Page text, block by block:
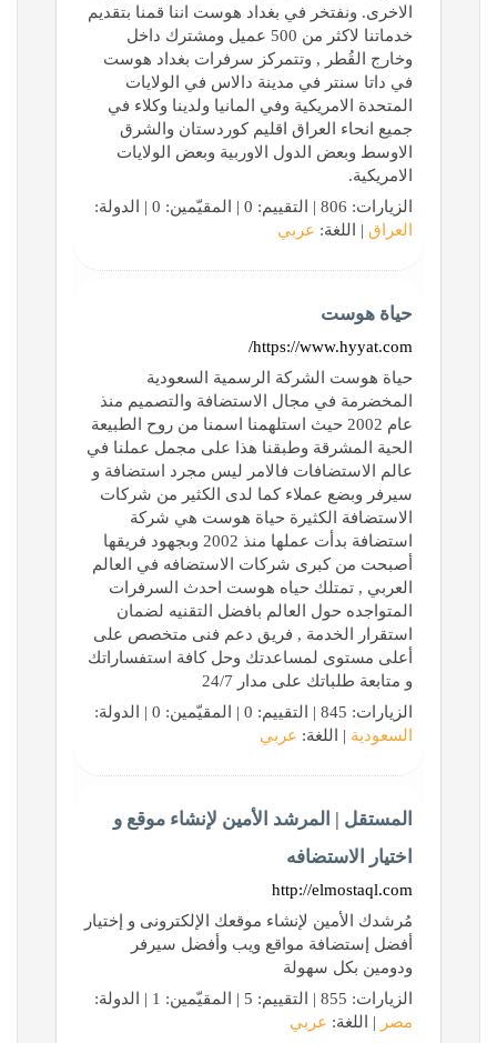
الاخرى. ونفتخر في بغداد هوست اننا قمنا بتقديم
خدماتنا لاكثر من 500 عميل ومشترك داخل
وخارج القُطر , وتتمركز سرفرات بغداد هوست
في داتا سنتر في مدينة دالاس في الولايات
المتحدة الامريكية وفي المانيا ولدينا وكلاء في
جميع انحاء العراق اقليم كوردستان والشرق
الاوسط وبعض الدول الاوربية وبعض الولايات
الامريكية.
الزيارات: 806 | التقييم: 0 | المقيّمين: 0 | الدولة:
العراق | اللغة: عربي
حياة هوست
https://www.hyyat.com/
حياة هوست الشركة الرسمية السعودية
المخضرمة في مجال الاستضافة والتصميم منذ
عام 2002 حيث استلهمنا اسمنا من روح الطبيعة
الحية المشرقة وطبقنا هذا على مجمل عملنا في
عالم الاستضافات فالامر ليس مجرد استضافة و
سيرفر وبضع عملاء كما لدى الكثير من شركات
الاستضافة الكثيرة حياة هوست هي شركة
استضافة بدأت عملها منذ 2002 وبجهود فريقها
أصبحت من كبرى شركات الاستضافه في العالم
العربي , تمتلك حياه هوست احدث السرفرات
المتواجده حول العالم بافضل التقنيه لضمان
استقرار الخدمة , فريق دعم فنى متخصص على
أعلى مستوى لمساعدتك وحل كافة استفساراتك
و متابعة طلباتك على مدار 24/7
الزيارات: 845 | التقييم: 0 | المقيّمين: 0 | الدولة:
السعودية | اللغة: عربي
المستقل | المرشد الأمين لإنشاء موقع و
اختيار الاستضافه
http://elmostaql.com
مُرشدك الأمين لإنشاء موقعك الإلكترونى و إختيار
أفضل إستضافة مواقع ويب وأفضل سيرفر
ودومين بكل سهولة
الزيارات: 855 | التقييم: 5 | المقيّمين: 1 | الدولة:
مصر | اللغة: عربي